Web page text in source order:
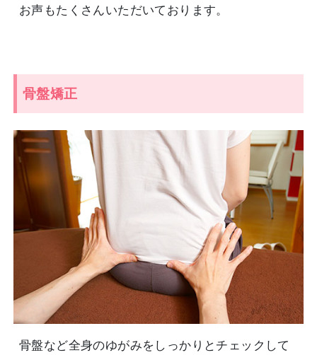
お声もたくさんいただいております。
骨盤矯正
骨盤など全身のゆがみをしっかりとチェックして